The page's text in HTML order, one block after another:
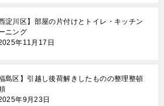
淀川区】部屋の片付けとトイレ・キッチン
ニング
年11月17日
島区】引越し後荷解きしたものの整理整頓
年9月23日